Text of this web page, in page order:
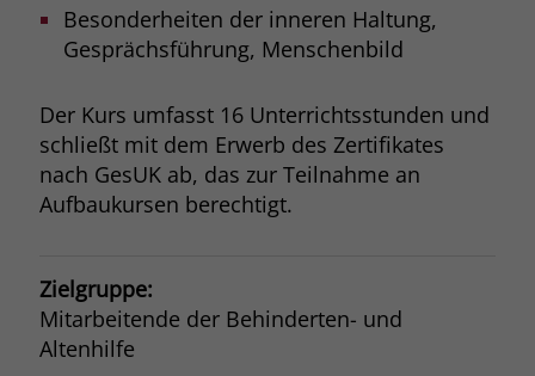
Besonderheiten der inneren Haltung,
Gesprächsführung, Menschenbild
Der Kurs umfasst 16 Unterrichtsstunden und
schließt mit dem Erwerb des Zertifikates
nach GesUK ab, das zur Teilnahme an
Aufbaukursen berechtigt.
Zielgruppe:
Mitarbeitende der Behinderten- und
Altenhilfe